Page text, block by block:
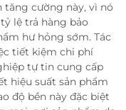
cường này, vì nó
lệ trả hàng bảo
hư hỏng sớm. Tác
tiết kiệm chi phí
tự tin cung cấp
hiệu suất sản phẩm
độ bền này đặc biệt